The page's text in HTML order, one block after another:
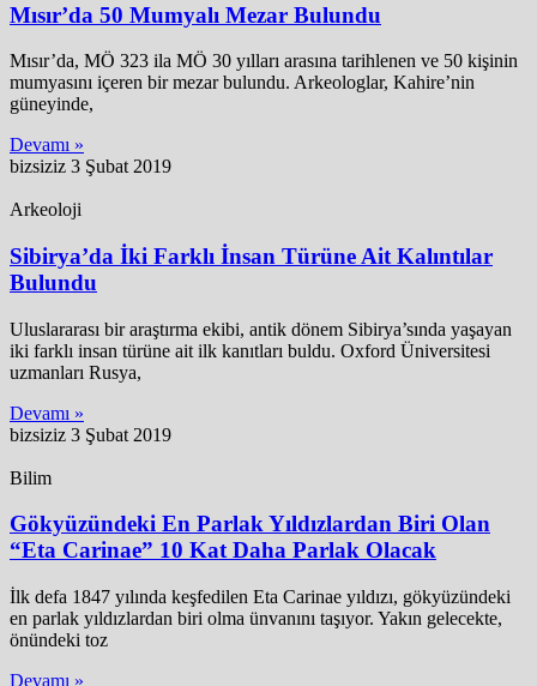
Mısır’da 50 Mumyalı Mezar Bulundu
Mısır’da, MÖ 323 ila MÖ 30 yılları arasına tarihlenen ve 50 kişinin
mumyasını içeren bir mezar bulundu. Arkeologlar, Kahire’nin
güneyinde,
Devamı »
bizsiziz 3 Şubat 2019
Arkeoloji
Sibirya’da İki Farklı İnsan Türüne Ait Kalıntılar
Bulundu
Uluslararası bir araştırma ekibi, antik dönem Sibirya’sında yaşayan
iki farklı insan türüne ait ilk kanıtları buldu. Oxford Üniversitesi
uzmanları Rusya,
Devamı »
bizsiziz 3 Şubat 2019
Bilim
Gökyüzündeki En Parlak Yıldızlardan Biri Olan
“Eta Carinae” 10 Kat Daha Parlak Olacak
İlk defa 1847 yılında keşfedilen Eta Carinae yıldızı, gökyüzündeki
en parlak yıldızlardan biri olma ünvanını taşıyor. Yakın gelecekte,
önündeki toz
Devamı »